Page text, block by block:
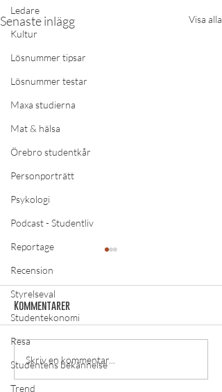
Ledare
Kultur
Lösnummer tipsar
Lösnummer testar
Maxa studierna
Mat & hälsa
Örebro studentkår
Personporträtt
Psykologi
Podcast - Studentliv
Reportage
Recension
Styrelseval
Studentekonomi
Resa
Studentens bekännelse
Trend
Senaste inlägg Visa alla
Studentliv av Lösnummer:
”Oscarsspecial – Electric
Kommentarer
Skriv en kommentar...